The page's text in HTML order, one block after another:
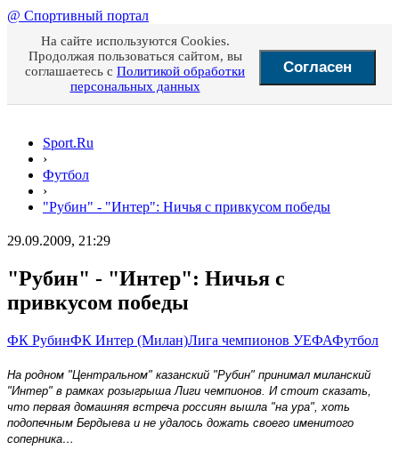
@ Спортивный портал
На сайте используются Cookies.
Продолжая пользоваться сайтом, вы
соглашаетесь с Политикой обработки
персональных данных
Согласен
Sport.Ru
›
Футбол
›
"Рубин" - "Интер": Ничья с привкусом победы
29.09.2009, 21:29
"Рубин" - "Интер": Ничья с
привкусом победы
ФК РубинФК Интер (Милан)Лига чемпионов УЕФАФутбол
На родном "Центральном" казанский "Рубин" принимал миланский
"Интер" в рамках розыгрыша Лиги чемпионов. И стоит сказать,
что первая домашняя встреча россиян вышла "на ура", хоть
подопечным Бердыева и не удалось дожать своего именитого
соперника…